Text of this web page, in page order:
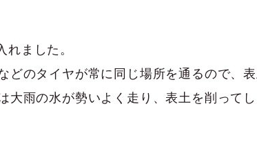
ました。
どのタイヤが常に同じ場所を通るので、
大雨の水が勢いよく走り、表土を削って